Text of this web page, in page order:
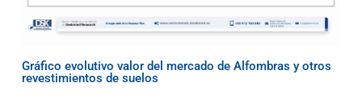
Gráfico evolutivo valor del mercado de Alfombras y otros
revestimientos de suelos